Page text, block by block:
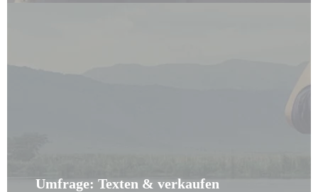
Umfrage: Texten & verkaufen